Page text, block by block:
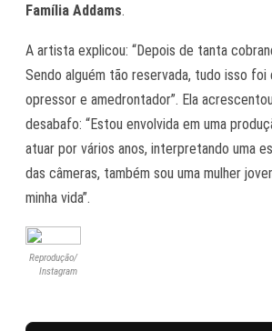
Família Addams.
A artista explicou: “Depois de tanta
Sendo alguém tão reservada, tudo isso foi
opressor e amedrontador”. Ela
desabafo: “Estou envolvida em uma
atuar por vários anos, interpretando uma
das câmeras, também sou uma mulher
minha vida”.
Reprodução/
Instagram